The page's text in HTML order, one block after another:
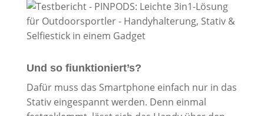
Und so fiunktioniert’s?
Dafür muss das Smartphone einfach nur in das
Stativ eingespannt werden. Denn einmal